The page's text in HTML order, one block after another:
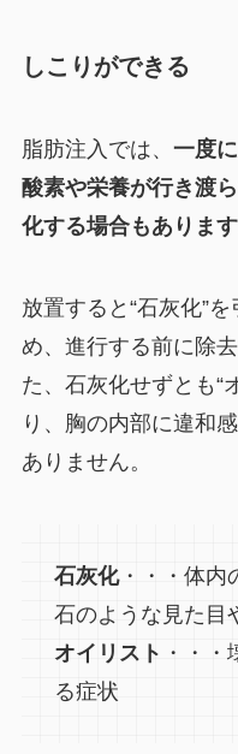
しこりができる
脂肪注入では、 一度
酸素や栄養が行き渡
化する場合もあります
放置すると“石灰化”
め、進行する前に除
た、石灰化せずとも“
り、胸の内部に違和
ありません。
石灰化・・・体内
石のような見た目
オイリスト ・・
る症状